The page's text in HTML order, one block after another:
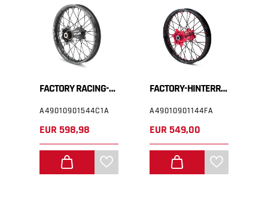
FACTORY RACING-HINTERRAD 2,15X18"
A49010901544C1A
EUR 598,98
FACTORY-HINTERRAD 2,15X18"
A49010901144FA
EUR 549,00